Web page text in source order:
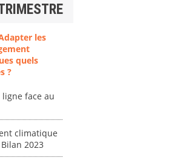
les
quels
?
face au
climatique
2023